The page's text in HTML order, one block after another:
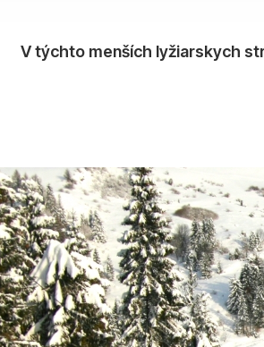
V týchto menších lyžiarskych